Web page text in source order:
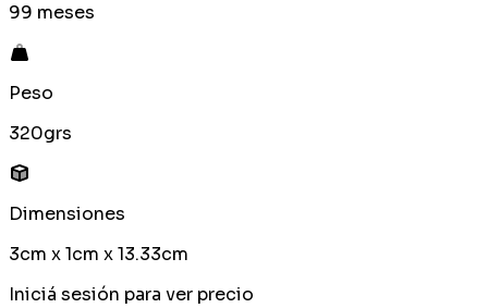
99 meses
Peso
320grs
Dimensiones
3cm x 1cm x 13.33cm
Iniciá sesión para ver precio